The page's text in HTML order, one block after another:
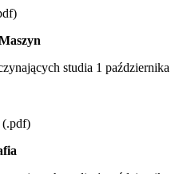
studia 1 października
(.pdf)